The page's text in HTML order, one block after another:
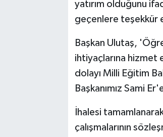
yatırım olduğunu
geçenlere teşekkür
Başkan Ulutaş,
ihtiyaçlarına hizmet
dolayı Milli Eğitim
Başkanımız Sami
İhalesi
çalışmalarının